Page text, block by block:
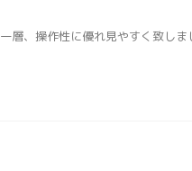
層、操作性に優れ見やすく致し